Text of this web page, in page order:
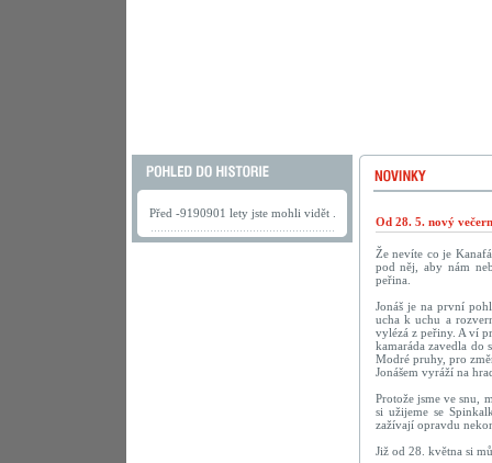
Před -9190901 lety jste mohli vidět .
Od 28. 5. nový
Že nevíte co je
pod něj, aby nám
peřina.
Jonáš je na první
ucha k uchu a
vylézá z peřiny. A ví
kamaráda zavedla do
Modré pruhy, pro
Jonášem vyráží na
Protože jsme ve snu,
si užijeme se
zažívají opravdu
Již od 28. května si